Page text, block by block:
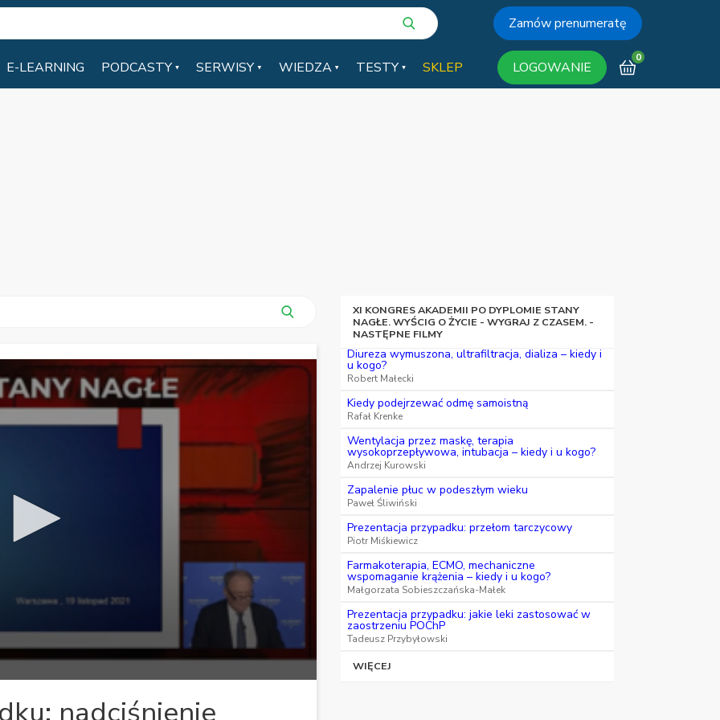
Zamów prenumeratę
E-LEARNING PODCASTY SERWISY WIEDZA TESTY SKLEP LOGOWANIE
0
XI KONGRES AKADEMII PO DYPLOMIE STANY
NAGŁE. WYŚCIG O ŻYCIE - WYGRAJ Z CZASEM. -
NASTĘPNE FILMY
Diureza wymuszona, ultrafiltracja, dializa – kiedy i
u kogo?
Robert Małecki
Kiedy podejrzewać odmę samoistną
Rafał Krenke
Wentylacja przez maskę, terapia
wysokoprzepływowa, intubacja – kiedy i u kogo?
Andrzej Kurowski
Zapalenie płuc w podeszłym wieku
Paweł Śliwiński
Prezentacja przypadku: przełom tarczycowy
Piotr Miśkiewicz
Farmakoterapia, ECMO, mechaniczne
wspomaganie krążenia – kiedy i u kogo?
Małgorzata Sobieszczańska-Małek
Prezentacja przypadku: jakie leki zastosować w
zaostrzeniu POChP
Tadeusz Przybyłowski
WIĘCEJ